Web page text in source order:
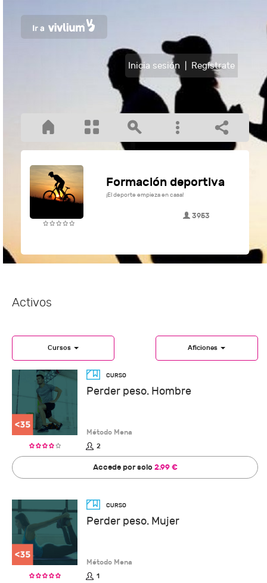
Inicia sesión Regístrate
Formación deportiva
¡El deporte empieza en casa!
3953
Activos
Cursos Aficiones
Perder peso. Hombre
Método Mena
2
Accede por solo2.99 €
Perder peso. Mujer
Método Mena
1